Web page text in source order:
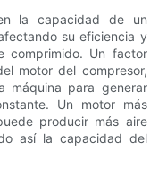
la capacidad de un
su eficiencia y
comprimido. Un factor
motor del compresor,
máquina para generar
Un motor más
producir más aire
así la capacidad del